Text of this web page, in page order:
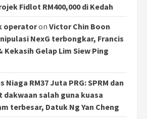
Fidlot RM400,000 di Kedah
operatoron Victor Chin Boon
NexG terbongkar, Francis
Kekasih Gelap Lim Siew Ping
Niaga RM37 Juta PRG: SPRM dan
dakwaan salah guna kuasa
terbesar, Datuk Ng Yan Cheng